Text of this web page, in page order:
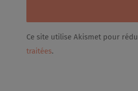
Ce site utilise Akismet pour
traitées.